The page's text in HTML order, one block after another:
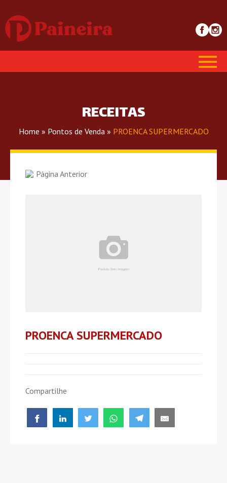
RECEITAS
Home » Pontos de Venda » PROENCA SUPERMERCADO
Página Anterior
PROENCA SUPERMERCADO
Compartilhe